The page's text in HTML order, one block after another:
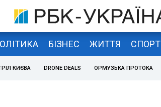
БІЗНЕС ЖИТТЯ СПОРТ
КИЄВА DRONE DEALS ОРМУЗЬКА ПРОТОКА